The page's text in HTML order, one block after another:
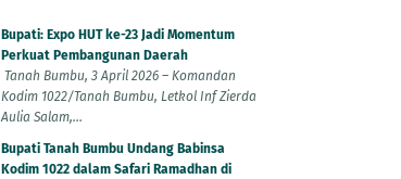
Bupati: Expo HUT ke-23 Jadi Momentum
Perkuat Pembangunan Daerah
Tanah Bumbu, 3 April 2026 – Komandan
Kodim 1022/Tanah Bumbu, Letkol Inf Zierda
Aulia Salam,...
Bupati Tanah Bumbu Undang Babinsa
Kodim 1022 dalam Safari Ramadhan di